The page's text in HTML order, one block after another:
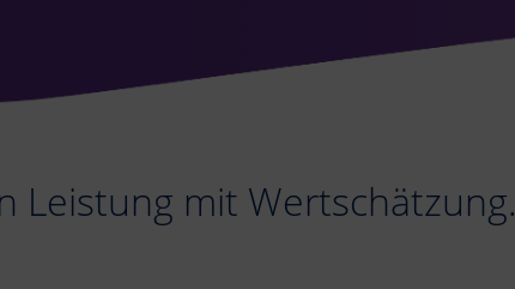
Leistung mit Wertschätzung.